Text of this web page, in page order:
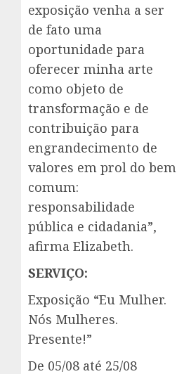
exposição venha a ser
de fato uma
oportunidade para
oferecer minha arte
como objeto de
transformação e de
contribuição para
engrandecimento de
valores em prol do bem
comum:
responsabilidade
pública e cidadania”,
afirma Elizabeth.
SERVIÇO:
Exposição “Eu Mulher.
Nós Mulheres.
Presente!”
De 05/08 até 25/08